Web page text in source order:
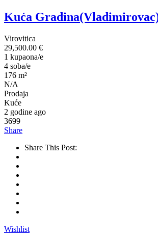
Kuća
Virovitica
29,500.00 €
1 kupaona/e
4 soba/e
176 m²
N/A
Prodaja
Kuće
2 godine ago
3699
Share
Share This Post:
Wishlist